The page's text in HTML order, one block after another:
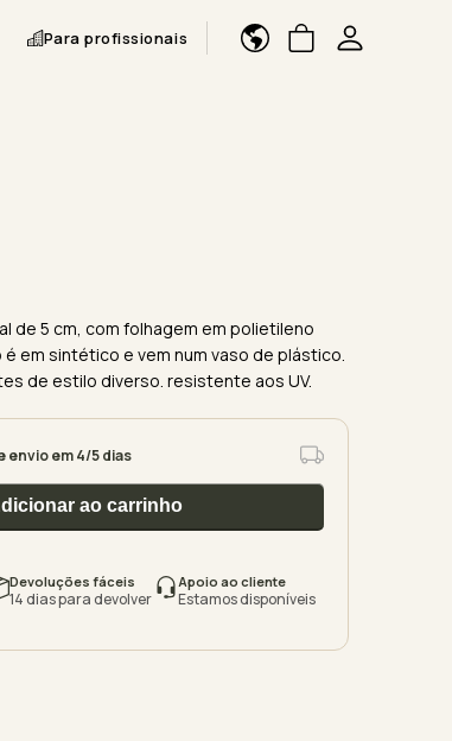
Para profissionais
de 5 cm, com folhagem em polietileno
é em sintético e vem num vaso de plástico.
de estilo diverso. resistente aos UV.
envio em 4/5 dias
ao carrinho
Devoluções fáceis
14 dias para devolver
Apoio ao cliente
Estamos disponíveis